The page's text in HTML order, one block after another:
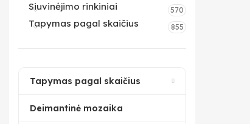
Siuvinėjimo rinkiniai 570
Tapymas pagal skaičius 855
Tapymas pagal skaičius
Deimantinė mozaika